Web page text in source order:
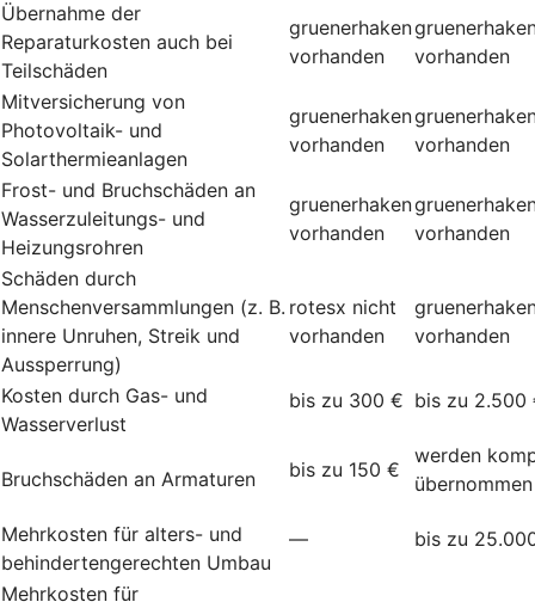
Übernahme der
Reparaturkosten auch bei
Teilschäden
gruenerhaken
vorhanden
vorhanden
Mitversicherung von
Photovoltaik- und
Solarthermieanlagen
gruenerhaken
vorhanden
vorhanden
Frost- und Bruchschäden an
Wasserzuleitungs- und
Heizungsrohren
gruenerhaken
vorhanden
vorhanden
Schäden durch
Menschenversammlungen (z. B.
innere Unruhen, Streik und
Aussperrung)
rotesx nicht
vorhanden
vorhanden
Kosten durch Gas- und
Wasserverlust
bis zu 300 € bis zu 2.500
Bruchschäden an Armaturen bis zu 150 €
werden
übernommen
Mehrkosten für alters- und
behindertengerechten Umbau
— bis zu
Mehrkosten für